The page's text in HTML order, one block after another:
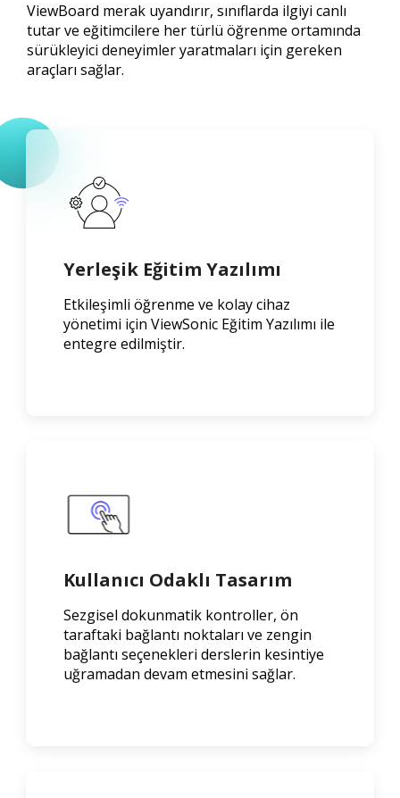
ViewBoard merak uyandırır, sınıflarda ilgiyi canlı
tutar ve eğitimcilere her türlü öğrenme ortamında
sürükleyici deneyimler yaratmaları için gereken
araçları sağlar.
Yerleşik Eğitim Yazılımı
Etkileşimli öğrenme ve kolay cihaz
yönetimi için ViewSonic Eğitim Yazılımı ile
entegre edilmiştir.
Kullanıcı Odaklı Tasarım
Sezgisel dokunmatik kontroller, ön
taraftaki bağlantı noktaları ve zengin
bağlantı seçenekleri derslerin kesintiye
uğramadan devam etmesini sağlar.